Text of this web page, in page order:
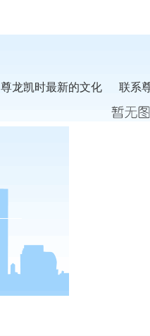
尊龙凯时最新的文化 联系